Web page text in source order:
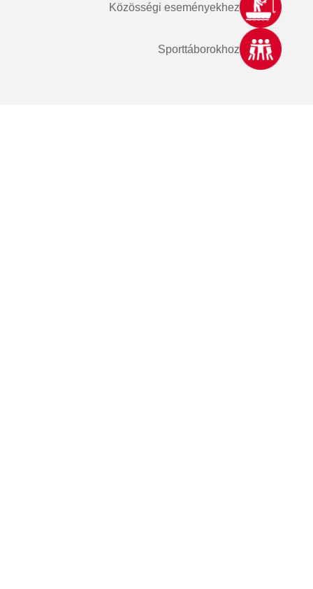
Közösségi eseményekhez
Sporttáborokhoz